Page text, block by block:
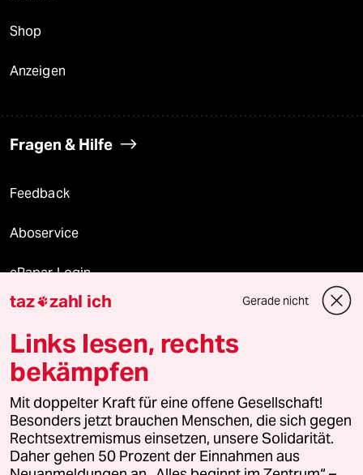
Shop
Anzeigen
Fragen & Hilfe
Feedback
Aboservice
ePaper Login
Downloads für Abonnierende
© 2026 taz Verlags und Vertriebs GmbH
Alle Rechte vorbehalten. Bei rechtlichen Fragen oder für Genehmigungen
wenden Sie sich bitte an
lizenzen@taz.de
Feedback Redaktionsstatut Kommune-Richtlinien
taz zahl ich Gerade nicht
Links lesen, rechts
bekämpfen
Mit doppelter Kraft für eine offene Gesellschaft!
Besonders jetzt brauchen Menschen, die sich gegen
Rechtsextremismus einsetzen, unsere Solidarität.
Daher gehen 50 Prozent der Einnahmen aus